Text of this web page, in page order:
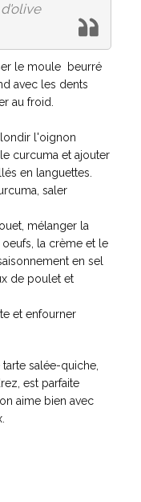
le moule beurré
avec les dents
au froid.
l'oignon
curcuma et ajouter
en languettes.
saler
mélanger la
la crème et le
en sel
de poulet et
et enfourner
salée-quiche,
est parfaite
aime bien avec